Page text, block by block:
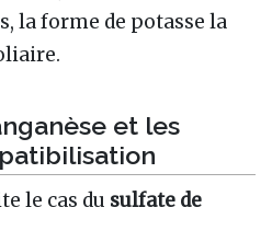
la forme de potasse la
et les
le cas du sulfate de